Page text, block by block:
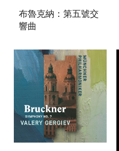
布魯克納：第五號交
響曲
NO. 5